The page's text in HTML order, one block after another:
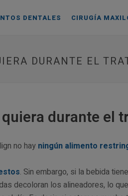
DENTALES CIRUGÍA
DURANTE EL
durante el
no hay ningún alimento
. Sin embargo, si la bebida
decoloran los alineadores, lo